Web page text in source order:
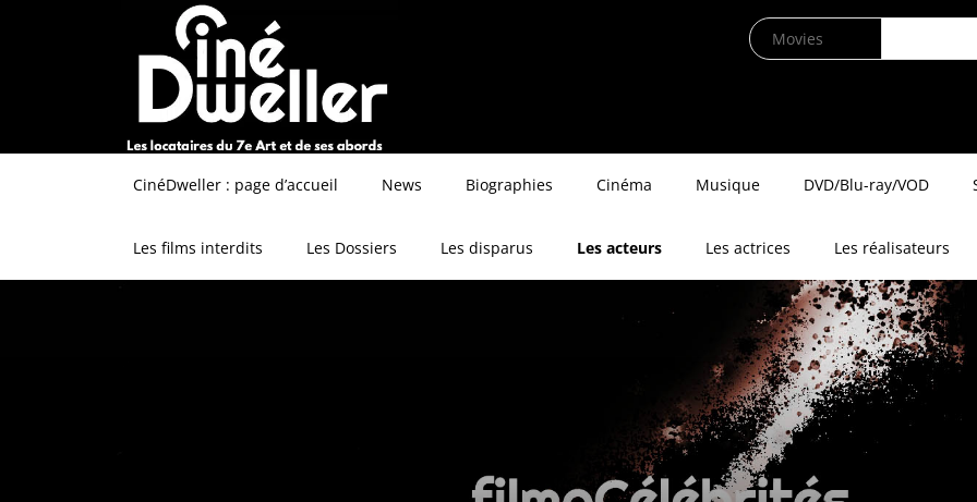
CinéDweller : page d’accueil News Biographies Cinéma Musique DVD/Blu-ray/VOD
Les films interdits Les Dossiers Les disparus Les acteurs Les actrices Les réalisateurs